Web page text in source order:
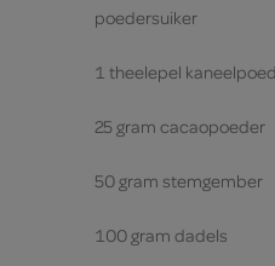
poedersuiker
1 theelepel
25 gram cacaopoeder
50 gram stemgember
100 gram dadels